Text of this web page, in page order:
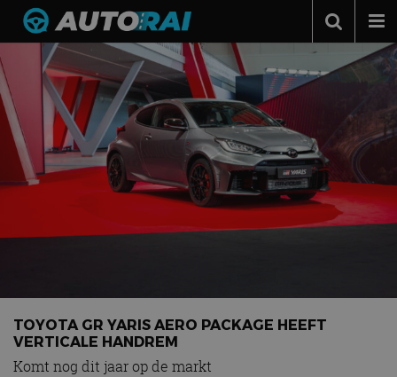
Autonieuws
Podcast
Autotests
Automerken
TOYOTA GR YARIS AERO PACKAGE HEEFT
VERTICALE HANDREM
Komt nog dit jaar op de markt